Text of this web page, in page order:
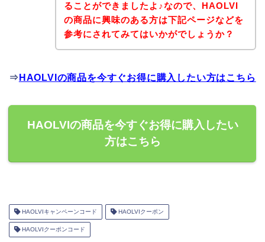
ることができましたよ♪なので、HAOLVI
の商品に興味のある方は下記ページなどを
参考にされてみてはいかがでしょうか？
⇒ HAOLVIの商品を今すぐお得に購入したい方はこちら
HAOLVIの商品を今すぐお得に購入したい
方はこちら
HAOLVIキャンペーンコード HAOLVIクーポン
HAOLVIクーポンコード